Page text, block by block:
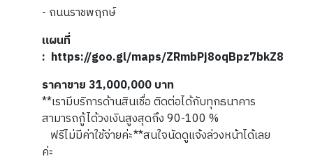
- ถนนราชพฤกษ์
แผนที่
: https://goo.gl/maps/ZRmbPj8oqBpz7bkZ8
ราคาขาย 31,000,000 บาท
**เรามีบริการด้านสินเชื่อ ติดต่อได้กับทุกธนาคาร
สามารถกู้ได้วงเงินสูงสุดถึง 90-100 %
ฟรีไม่มีค่าใช้จ่ายค่ะ**สนใจนัดดูแจ้งล่วงหน้าได้เลย
ค่ะ